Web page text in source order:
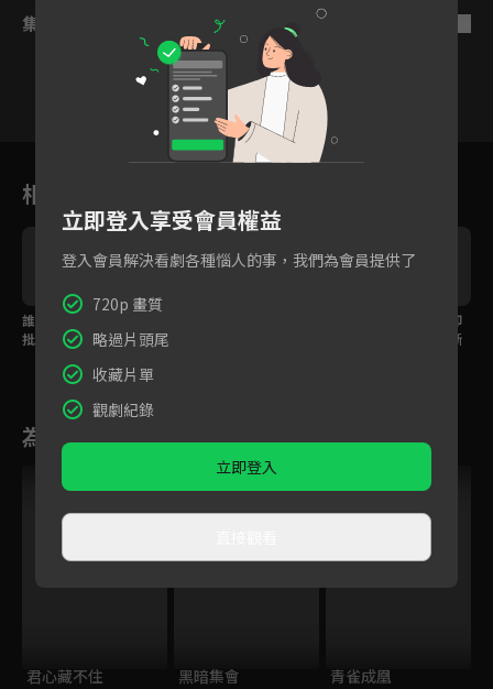
集數列表
4 5 6
相關花絮
誰說女人只能認輸？瘋
批惡女靠毅力打敗壯
預告｜曾經相愛如今卻
遙不可及，我們要了斷
為您推薦
君心藏不住 黑暗集會 青雀成凰
立即登入享受會員權益
登入會員解決看劇各種惱人的事，我們為會員提供了
720p 畫質
略過片頭尾
收藏片單
觀劇紀錄
立即登入